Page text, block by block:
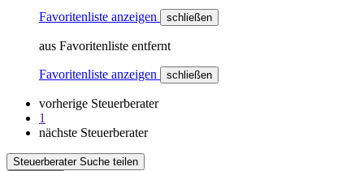
Favoritenliste anzeigen schließen
aus Favoritenliste entfernt
Favoritenliste anzeigen schließen
vorherige Steuerberater
1
nächste Steuerberater
Steuerberater Suche teilen